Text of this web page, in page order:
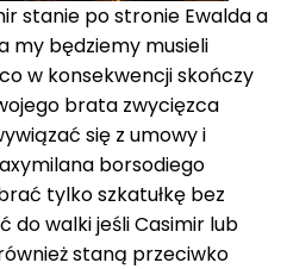
stanie po stronie Ewalda a
my będziemy musieli
w konsekwencji skończy
brata zwycięzca
się z umowy i
borsodiego
tylko szkatułkę bez
do walki jeśli Casimir lub
staną przeciwko